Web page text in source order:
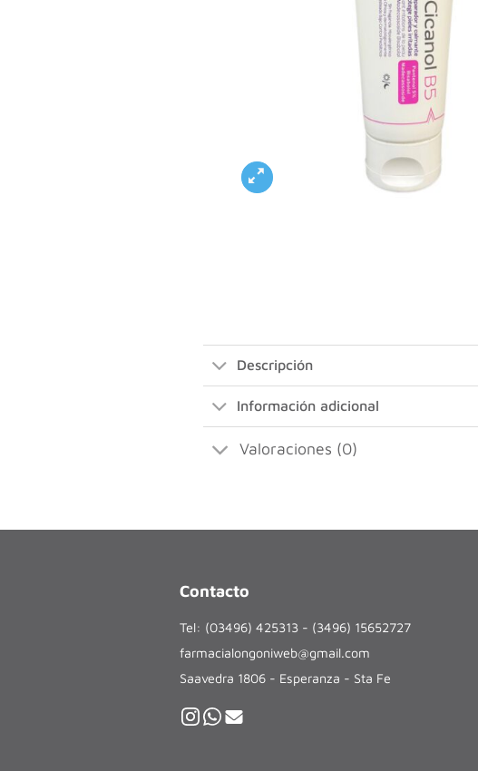
Descripción
Información adicional
Valoraciones (0)
Contacto
Tel: (03496) 425313 - (3496) 15652727
farmacialongoniweb@gmail.com
Saavedra 1806 - Esperanza - Sta Fe